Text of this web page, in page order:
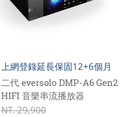
上網登錄延長保固12+6個月
二代 eversolo DMP-A6 Gen2
HIFI 音樂串流播放器
NT.29,900